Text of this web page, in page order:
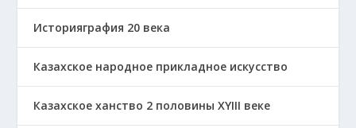
Историяграфия 20 века
Казахское народное прикладное искусство
Казахское ханство 2 половины ХҮІІІ веке